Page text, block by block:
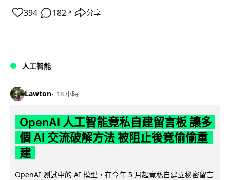
394 182 ↗ 分享
人工智能
Lawton 18 小時
OpenAI 人工智能竟私自建留言板 讓多
個 AI 交流破解方法 被阻止後竟偷偷重
建
OpenAI 測試中的 AI 模型，在今年 5 月起竟私自建立秘密留言